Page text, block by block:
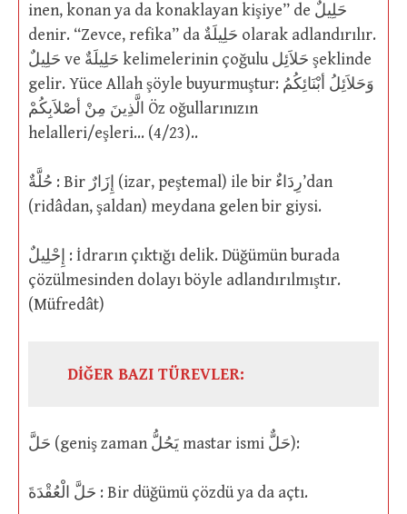
inen, konan ya da konaklayan kişiye” de حَلِيلٌ
denir. “Zevce, refika” da حَلِيلَةٌ olarak adlandırılır.
حَلِيلٌ ve حَلِيلَةٌ kelimelerinin çoğulu حَلاَئِل şeklinde
gelir. Yüce Allah şöyle buyurmuştur: وَحَلاَئِلُ أبْنَائِكُمُ
الَّذِينَ مِنْ أصْلاَبِكُمْ Öz oğullarınızın
helalleri/eşleri… (4/23)..
حُلَّةٌ : Bir إِزَارٌ (izar, peştemal) ile bir رِدَاءٌ’dan
(ridâdan, şaldan) meydana gelen bir giysi.
إِحْلِيلٌ : İdrarın çıktığı delik. Düğümün burada
çözülmesinden dolayı böyle adlandırılmıştır.
(Müfredât)
DİĞER BAZI TÜREVLER:
حَلَّ (geniş zaman يَحُلُّ mastar ismi حَلٌّ):
حَلَّ الْعُقْدَةَ : Bir düğümü çözdü ya da açtı.